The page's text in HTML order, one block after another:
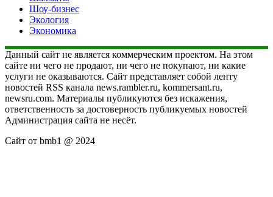
Шоу-бизнес
Экология
Экономика
Данный сайт не является коммерческим проектом. На этом
сайте ни чего не продают, ни чего не покупают, ни какие
услуги не оказываются. Сайт представляет собой ленту
новостей RSS канала news.rambler.ru, kommersant.ru,
newsru.com. Материалы публикуются без искажения,
ответственность за достоверность публикуемых новостей
Администрация сайта не несёт.
Сайт от bmb1 @ 2024